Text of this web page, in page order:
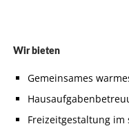
Wir bieten
Gemeinsames
Freizeitgestaltung